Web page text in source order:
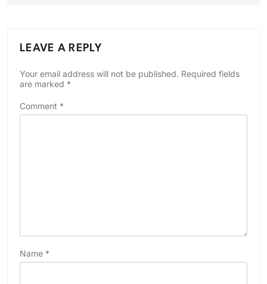
LEAVE A REPLY
Your email address will not be published. Required fields
are marked *
Comment *
Name *